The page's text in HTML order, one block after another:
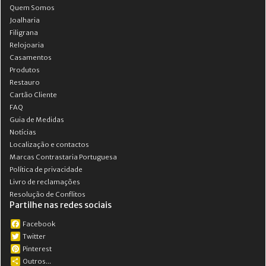
Quem Somos
Joalharia
Filigrana
Relojoaria
Casamentos
Produtos
Restauro
Cartão Cliente
FAQ
Guia de Medidas
Notícias
Localização e contactos
Marcas Contrastaria Portuguesa
Política de privacidade
Livro de reclamações
Resolução de Conflitos
Partilhe nas redes sociais
Facebook
Twitter
Pinterest
Outros...